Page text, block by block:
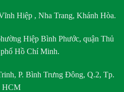
Hiệp , Nha Trang, Khánh Hòa.
Hiệp Bình Phước, quận Thủ
Hồ Chí Minh.
P. Bình Trưng Đông, Q.2, Tp.
HCM